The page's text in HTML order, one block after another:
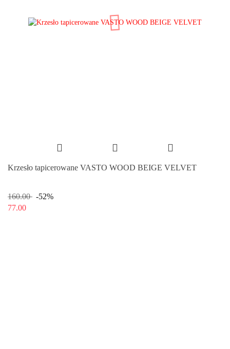
Krzesło tapicerowane VASTO WOOD BEIGE VELVET
160.00
-52%
77.00